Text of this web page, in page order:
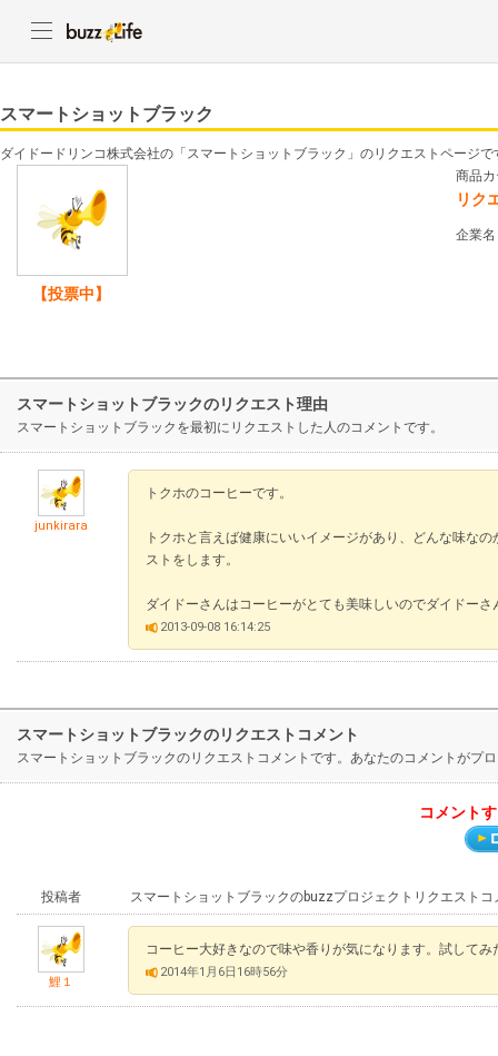
スマートショットブラック
ダイドードリンコ株式会社の「スマートショットブラック」のリクエストページで
【投票中】
商品
リク
企業
スマートショットブラックのリクエスト理由
スマートショットブラックを最初にリクエストした人のコメントです。
junkirara
トクホのコーヒーです。
トクホと言えば健康にいいイメージがあり、どんな味な
ストをします。
ダイドーさんはコーヒーがとても美味しいのでダイドー
2013-09-08 16:14:25
スマートショットブラックのリクエストコメント
スマートショットブラックのリクエストコメントです。あなたのコメントがプ
コメント
投稿者 スマートショットブラックのbuzzプロジェクトリクエストコ
鯉１
コーヒー大好きなので味や香りが気になります。試してみ
2014年1月6日16時56分